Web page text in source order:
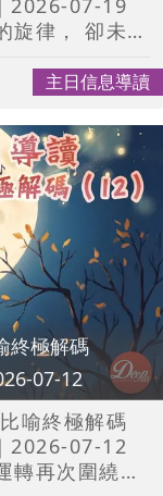
2026-07-19
旋律， 卻未曾
受膏者信仰的
種的百倍收
輕鬆學習聖
👉👉
（13）》 完
主日信息導讀
終極解碼
07-12
喻終極解碼
2026-07-12
轉再次圍繞錫